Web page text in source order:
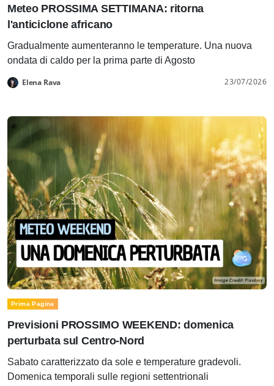
Meteo PROSSIMA SETTIMANA: ritorna
l'anticiclone africano
Gradualmente aumenteranno le temperature. Una nuova
ondata di caldo per la prima parte di Agosto
Elena Rava 23/07/2026
Prima Pagina
Previsioni PROSSIMO WEEKEND: domenica
perturbata sul Centro-Nord
Sabato caratterizzato da sole e temperature gradevoli.
Domenica temporali sulle regioni settentrionali